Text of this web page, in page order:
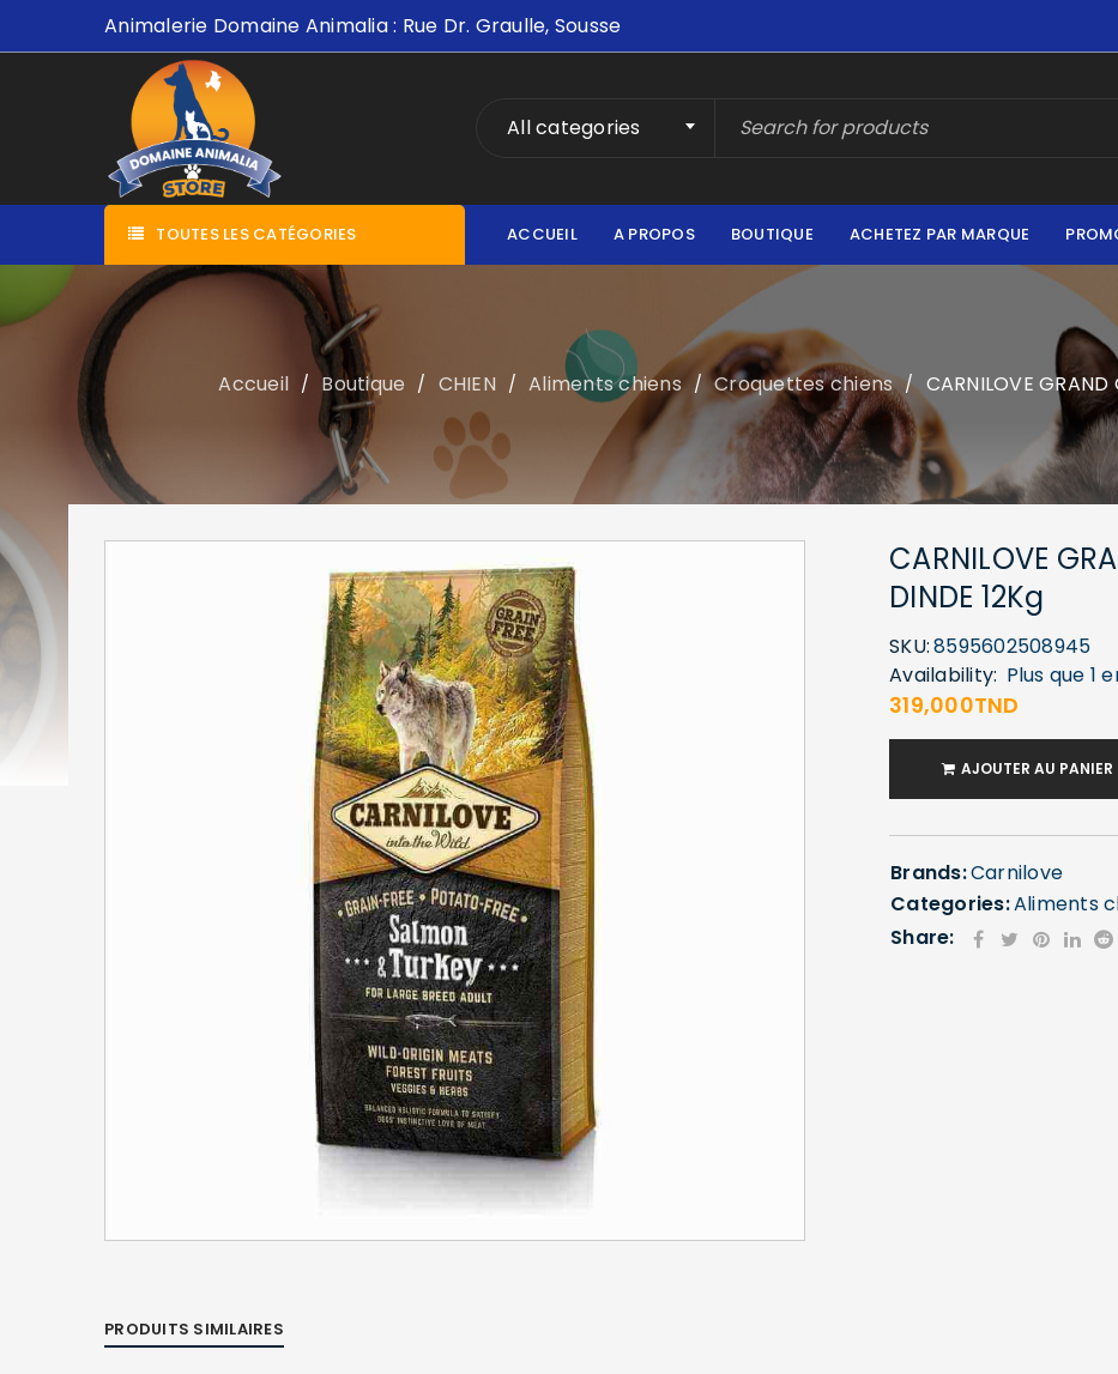
Animalerie Domaine Animalia : Rue Dr. Graulle, Sousse
All categories
TOUTES LES CATÉGORIES ACCUEIL A PROPOS BOUTIQUE ACHETEZ PAR MARQUE
Accueil / Boutique / CHIEN / Aliments chiens / Croquettes chiens / CARNILOVE GRAND
CARNILOVE
DINDE 12Kg
SKU:8595602508945
Availability: Plus que 1
319,000TND
AJOUTER AU PANIER
Brands:Carnilove
Categories:Aliments
Share:
PRODUITS SIMILAIRES